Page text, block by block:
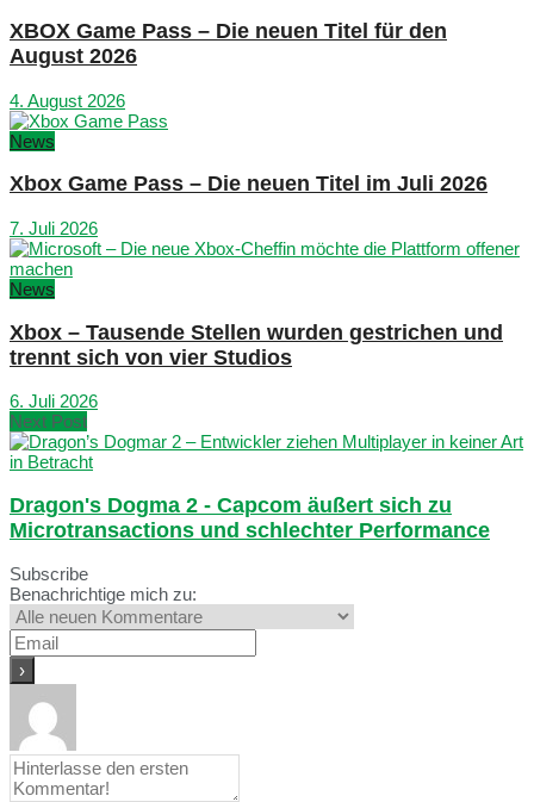
XBOX Game Pass – Die neuen Titel für den
August 2026
4. August 2026
News
Xbox Game Pass – Die neuen Titel im Juli 2026
7. Juli 2026
News
Xbox – Tausende Stellen wurden gestrichen und
trennt sich von vier Studios
6. Juli 2026
Next Post
Dragon's Dogma 2 - Capcom äußert sich zu
Microtransactions und schlechter Performance
Subscribe
Benachrichtige mich zu: